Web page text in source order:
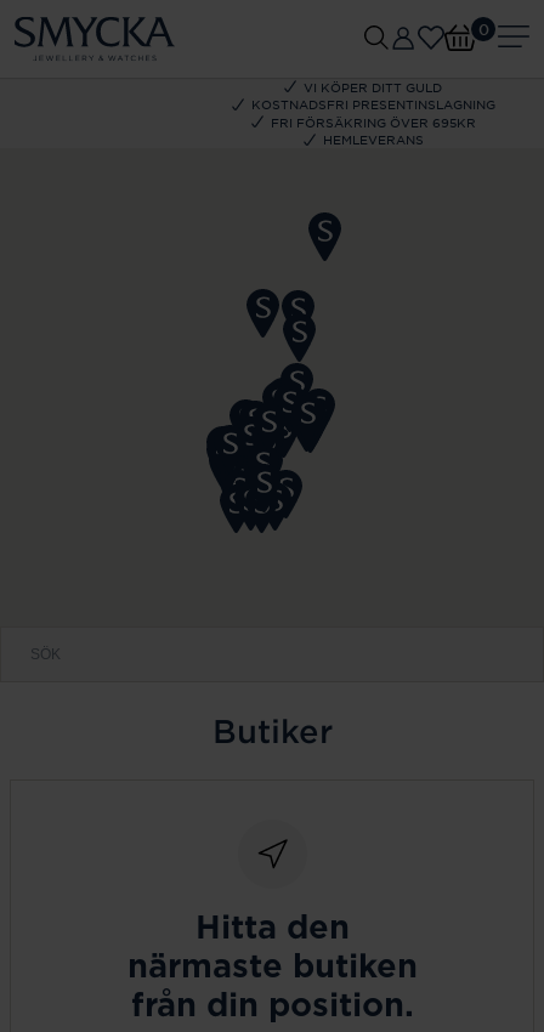
VI KÖPER DITT GULD
KOSTNADSFRI PRESENTINSLAGNING
FRI FÖRSÄKRING ÖVER 695KR
HEMLEVERANS
0
Butiker
Hitta den
närmaste butiken
från din position.